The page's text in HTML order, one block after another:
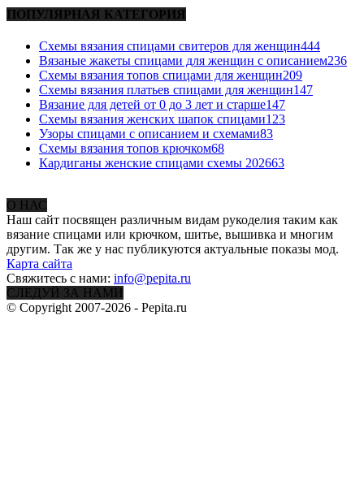
ПОПУЛЯРНАЯ КАТЕГОРИЯ
Схемы вязания спицами свитеров для женщин444
Вязаные жакеты спицами для женщин с описанием236
Схемы вязания топов спицами для женщин209
Схемы вязания платьев спицами для женщин147
Вязание для детей от 0 до 3 лет и старше147
Схемы вязания женских шапок спицами123
Узоры спицами с описанием и схемами83
Схемы вязания топов крючком68
Кардиганы женские спицами схемы 202663
О НАС
Наш сайт посвящен различным видам рукоделия таким как
вязание спицами или крючком, шитье, вышивка и многим
другим. Так же у нас публикуются актуальные показы мод.
Карта сайта
Свяжитесь с нами: info@pepita.ru
СЛЕДУЙ ЗА НАМИ
© Copyright 2007-2026 - Pepita.ru